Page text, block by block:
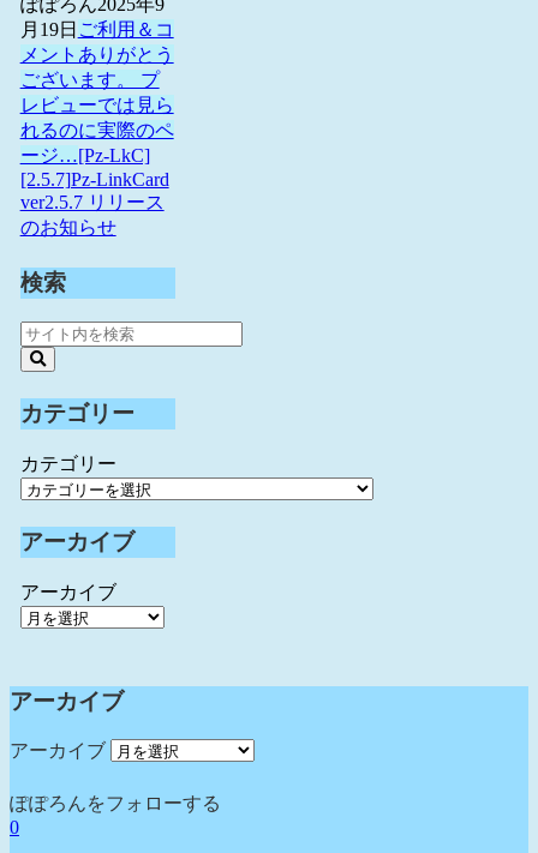
月19日 ご利用＆コ
メントありがとう
ございます。 プ
レビューでは見ら
れるのに実際のペ
ージ…[Pz-LkC]
[2.5.7]Pz-LinkCard
ver2.5.7 リリース
のお知らせ
検索
カテゴリー
カテゴリー
アーカイブ
アーカイブ
アーカイブ
アーカイブ
ぽぽろんをフォローする
0